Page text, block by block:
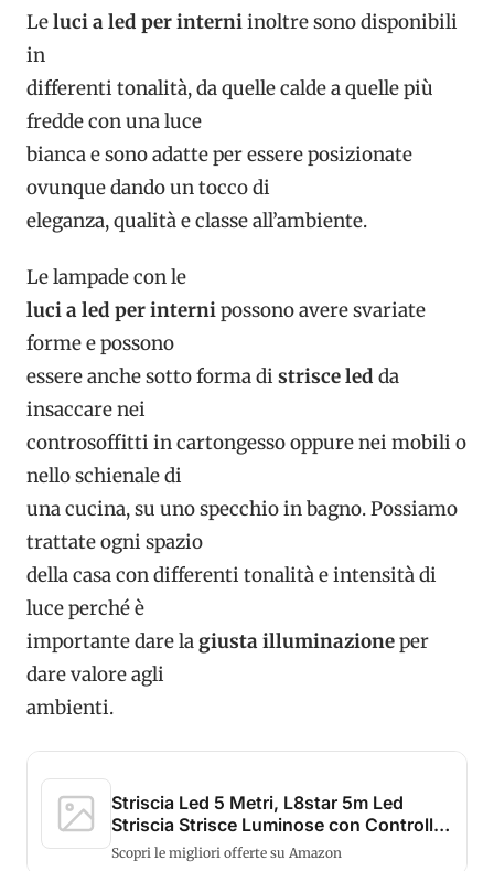
Leluci a led per interniinoltre sono disponibili
in
differenti tonalità, da quelle calde a quelle più
fredde con una luce
bianca e sono adatte per essere posizionate
ovunque dando un tocco di
eleganza, qualità e classe all’ambiente.
Le lampade con le
luci a led per internipossono avere svariate
forme e possono
essere anche sotto forma di strisce led da
insaccare nei
controsoffitti in cartongesso oppure nei mobili o
nello schienale di
una cucina, su uno specchio in bagno. Possiamo
trattate ogni spazio
della casa con differenti tonalità e intensità di
luce perché è
importante dare lagiusta illuminazioneper
dare valore agli
ambienti.
Striscia Led 5 Metri, L8star 5m Led
Striscia Strisce Luminose con Controller
...
Scopri le migliori offerte su Amazon